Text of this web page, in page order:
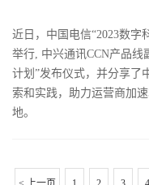
近日，中国电信“2023数字
举行, 中兴通讯CCN产品线
计划”发布仪式，并分享了
索和实践，助力运营商加
地。